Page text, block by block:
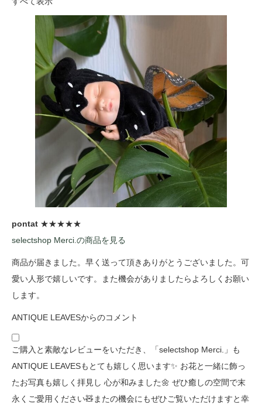
pontat ★★★★★
selectshop Merci.の商品を見る
商品が届きました。早く送って頂きありがとうございました。可
愛い人形で嬉しいです。また機会がありましたらよろしくお願い
します。
ANTIQUE LEAVESからのコメント
ご購入と素敵なレビューをいただき、「selectshop Merci.」も
ANTIQUE LEAVESもとても嬉しく思います✨ お花と一緒に飾っ
たお写真も嬉しく拝見し 心が和みました🌼 ぜひ癒しの空間で末
永くご愛用ください🧸またの機会にもぜひご覧いただけますと幸